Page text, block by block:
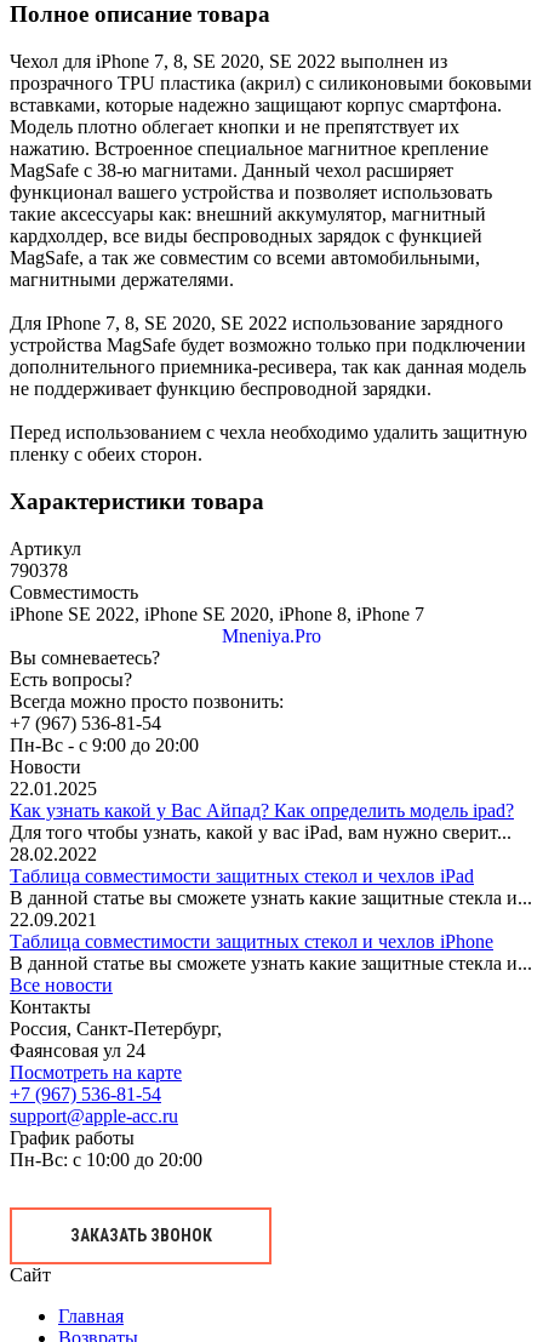
Полное описание товара
Чехол для iPhone 7, 8, SE 2020, SE 2022 выполнен из
прозрачного TPU пластика (акрил) с силиконовыми боковыми
вставками, которые надежно защищают корпус смартфона.
Модель плотно облегает кнопки и не препятствует их
нажатию. Встроенное специальное магнитное крепление
MagSafe с 38-ю магнитами. Данный чехол расширяет
функционал вашего устройства и позволяет использовать
такие аксессуары как: внешний аккумулятор, магнитный
кардхолдер, все виды беспроводных зарядок с функцией
MagSafe, а так же совместим со всеми автомобильными,
магнитными держателями.
Для IPhone 7, 8, SE 2020, SE 2022 использование зарядного
устройства MagSafe будет возможно только при подключении
дополнительного приемника-ресивера, так как данная модель
не поддерживает функцию беспроводной зарядки.
Перед использованием с чехла необходимо удалить защитную
пленку с обеих сторон.
Характеристики товара
Артикул
790378
Совместимость
iPhone SE 2022, iPhone SE 2020, iPhone 8, iPhone 7
Mneniya.Pro
Вы сомневаетесь?
Есть вопросы?
Всегда можно просто позвонить:
+7 (967) 536-81-54
Пн-Вс - с 9:00 до 20:00
Новости
22.01.2025
Как узнать какой у Вас Айпад? Как определить модель ipad?
Для того чтобы узнать, какой у вас iPad, вам нужно сверит...
28.02.2022
Таблица совместимости защитных стекол и чехлов iPad
В данной статье вы сможете узнать какие защитные стекла и...
22.09.2021
Таблица совместимости защитных стекол и чехлов iPhone
В данной статье вы сможете узнать какие защитные стекла и...
Все новости
Контакты
Россия, Санкт-Петербург,
Фаянсовая ул 24
Посмотреть на карте
+7 (967) 536-81-54
support@apple-acc.ru
График работы
Пн-Вс: с 10:00 до 20:00
ЗАКАЗАТЬ ЗВОНОК
Сайт
Главная
Возвраты